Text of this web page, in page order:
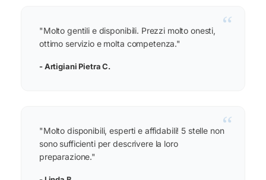
“
"Molto gentili e disponibili. Prezzi molto onesti,
ottimo servizio e molta competenza."
- Artigiani Pietra C.
“
"Molto disponibili, esperti e affidabili! 5 stelle non
sono sufficienti per descrivere la loro
preparazione."